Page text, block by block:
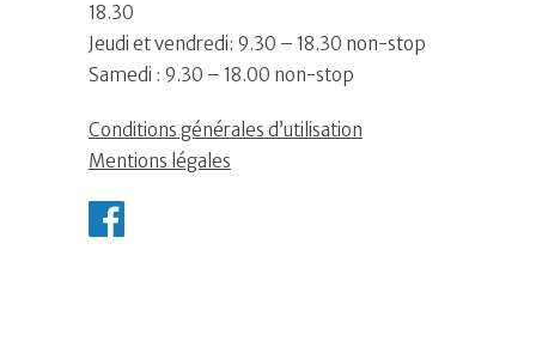
18.30
Jeudi et vendredi: 9.30 – 18.30 non-stop
Samedi : 9.30 – 18.00 non-stop
Conditions générales d’utilisation
Mentions légales